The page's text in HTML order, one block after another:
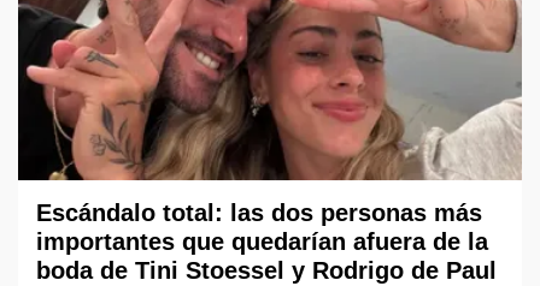
Escándalo total: las dos personas más
importantes que quedarían afuera de la
boda de Tini Stoessel y Rodrigo de Paul